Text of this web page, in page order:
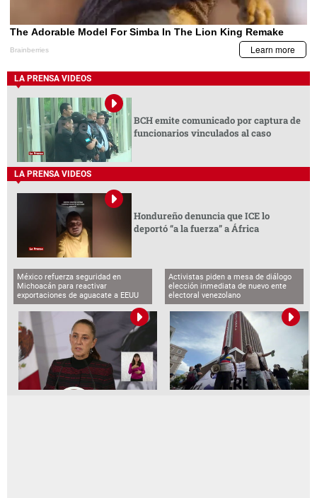
LA PRENSA VIDEOS
BCH emite comunicado por captura de
funcionarios vinculados al caso
LA PRENSA VIDEOS
Hondureño denuncia que ICE lo
deportó “a la fuerza” a África
México refuerza seguridad en
Michoacán para reactivar
exportaciones de aguacate a EEUU
Activistas piden a mesa de diálogo
elección inmediata de nuevo ente
electoral venezolano